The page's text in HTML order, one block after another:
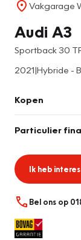
Vakgarage
Audi A3
Sportback 30
2021|Hybride -
Kopen
Particulier
Ik heb
Bel ons op